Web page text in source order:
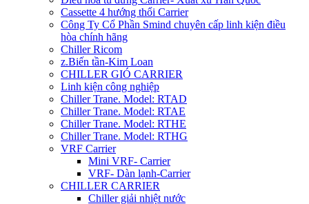
Cassette 4 hướng thổi Carrier
Công Ty Cổ Phần Smind chuyên cấp linh kiện điều
hòa chính hãng
Chiller Ricom
z.Biến tần-Kim Loan
CHILLER GIÓ CARRIER
Linh kiện công nghiệp
Chiller Trane. Model: RTAD
Chiller Trane. Model: RTAE
Chiller Trane. Model: RTHE
Chiller Trane. Model: RTHG
VRF Carrier
Mini VRF- Carrier
VRF- Dàn lạnh-Carrier
CHILLER CARRIER
Chiller giải nhiệt nước